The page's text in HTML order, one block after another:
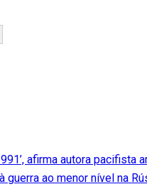
afirma autora pacifista
guerra ao menor nível na